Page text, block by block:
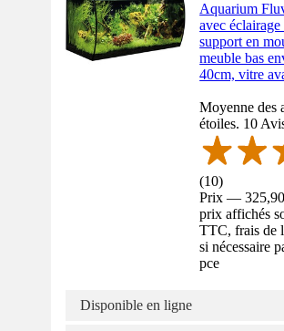
Aquarium
avec
support en
meuble bas
40cm, vitre
Moyenne des
étoiles. 10
(10)
Prix —
prix affichés
TTC, frais de
si nécessaire
pce
Disponible en ligne